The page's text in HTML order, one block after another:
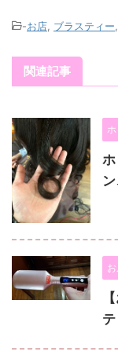
-お店, ブラスティー,
関連記事